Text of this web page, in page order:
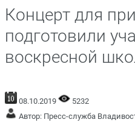
Концерт для
подготовили
воскресной
08.10.2019
5232
Автор: Пресс-служба